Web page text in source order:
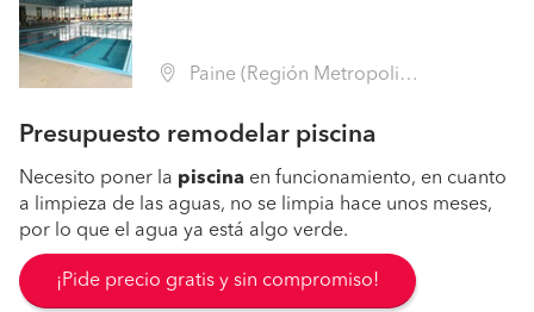
Paine (Región Metropolitana - Maipo)
Presupuesto remodelar piscina
Necesito poner la piscina en funcionamiento, en cuanto
a limpieza de las aguas, no se limpia hace unos meses,
por lo que el agua ya está algo verde.
¡Pide precio gratis y sin compromiso!